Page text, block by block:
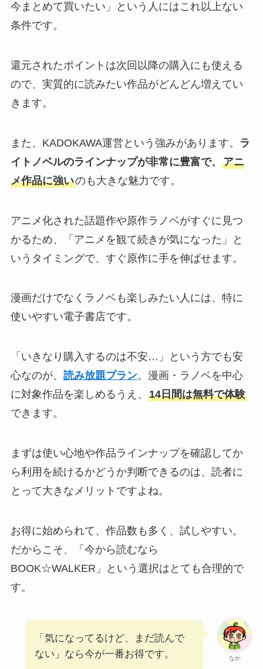
今まとめて買いたい」という人にはこれ以上ない
条件です。
還元されたポイントは次回以降の購入にも使える
ので、実質的に読みたい作品がどんどん増えてい
きます。
また、KADOKAWA運営という強みがあります。
ラ
イトノベルのラインナップが非常に豊富で、 アニ
メ作品に強いのも大きな魅力です。
アニメ化された話題作や原作ラノベがすぐに見つ
かるため、「アニメを観て続きが気になった」と
いうタイミングで、すぐ原作に手を伸ばせます。
漫画だけでなくラノベも楽しみたい人には、特に
使いやすい電子書店です。
「いきなり購入するのは不安…」という方でも安
心なのが、 読み放題プラン。漫画・ラノベを中心
に対象作品を楽しめるうえ、 14日間は無料で体験
できます。
まずは使い心地や作品ラインナップを確認してか
ら利用を続けるかどうか判断できるのは、読者に
とって大きなメリットですよね。
お得に始められて、作品数も多く、試しやすい。
だからこそ、「今から読むなら
BOOK☆WALKER」という選択はとても合理的で
す。
なか
「気になってるけど、まだ読んで
ない」なら今が一番お得です。